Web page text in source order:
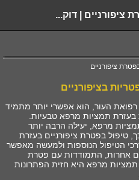
ציפורניים | דוק...
ציפורניים
בציפורניים
רפואת העור, הוא אפשרי יותר מתמיד
בעזרת תמציות מרפא טבעיות.
מרפא, יעילה הרבה יותר
טיפול בפטרת ציפורניים בעזרת
הטיפול הנוספות ולמעשה מאפשר
אחרות, התמודדות עם פטרת
תמציות מרפא היא חזית הפתרונות